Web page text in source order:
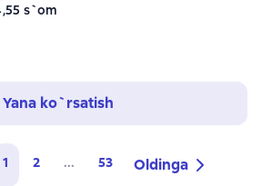
s`om
Yana ko`rsatish
1 2 ... 53 Oldinga